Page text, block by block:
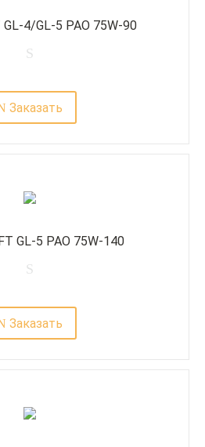
GL-4/GL-5 PAO 75W-90
Заказать
GL-5 PAO 75W-140
Заказать